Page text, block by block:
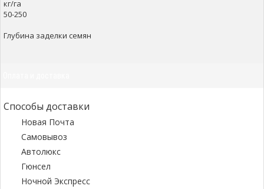
кг/га
50-250
Глубина заделки семян
Способы доставки
Новая Почта
Самовывоз
Автолюкс
Гюнсел
Ночной Экспресс